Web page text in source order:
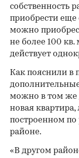
собственность
приобрести еще
можно
не более 100 кв.
действует
Как пояснили в
можно в том же
новая
построенном по
районе.
«В другом